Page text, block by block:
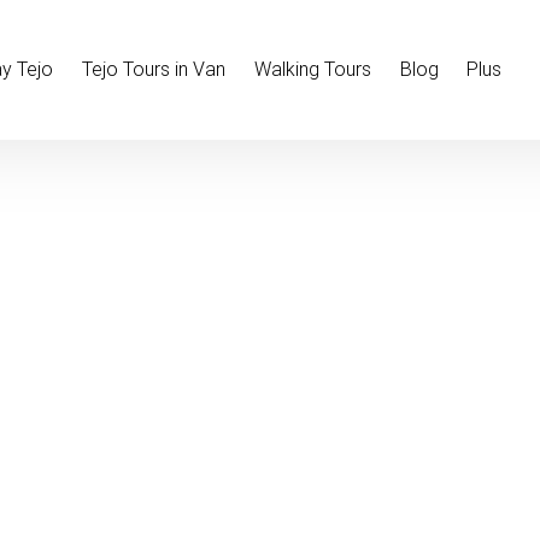
Tejo Tejo Tours in Van Walking Tours Blog PlusMenu